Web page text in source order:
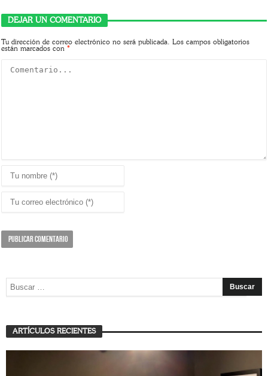
DEJAR UN COMENTARIO
Tu dirección de correo electrónico no será publicada.
Los campos obligatorios
están marcados con*
ARTÍCULOS RECIENTES